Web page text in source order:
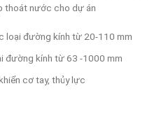
thoát nước cho dự án
loại đường kính từ 20-110 mm
đường kính từ 63 -1000 mm
cơ tay, thủy lực